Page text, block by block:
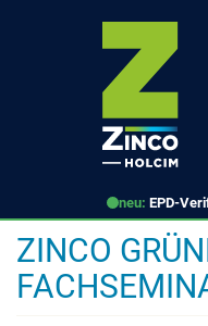
neu: EPD-
ZINCO